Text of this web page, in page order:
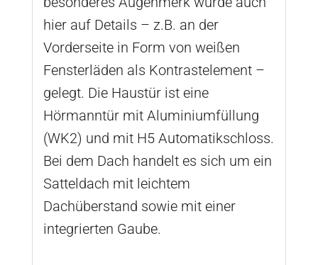
hier auf Details – z.B. an der
Vorderseite in Form von weißen
Fensterläden als Kontrastelement –
gelegt. Die Haustür ist eine
Hörmanntür mit Aluminiumfüllung
(WK2) und mit H5 Automatikschloss.
Bei dem Dach handelt es sich um ein
Satteldach mit leichtem
Dachüberstand sowie mit einer
integrierten Gaube.